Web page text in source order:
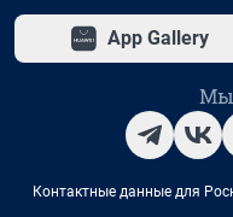
App Gallery
Мы
Контактные данные для